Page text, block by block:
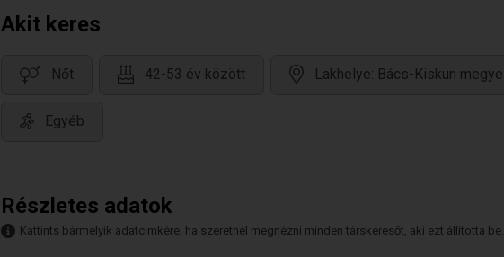
Akit keres
Nőt 42-53 év között Lakhelye: Bács-Kiskun megye
Egyéb
Részletes adatok
Kattints bármelyik adatcímkére, ha szeretnél megnézni minden társkeresőt, aki ezt állította be.